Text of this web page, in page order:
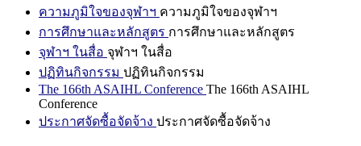
ความภูมิใจของจุฬาฯ ความภูมิใจของจุฬาฯ
การศึกษาและหลักสูตร การศึกษาและหลักสูตร
จุฬาฯ ในสื่อ จุฬาฯ ในสื่อ
ปฏิทินกิจกรรม ปฏิทินกิจกรรม
The 166th ASAIHL Conference The 166th ASAIHL
Conference
ประกาศจัดซื้อจัดจ้าง ประกาศจัดซื้อจัดจ้าง